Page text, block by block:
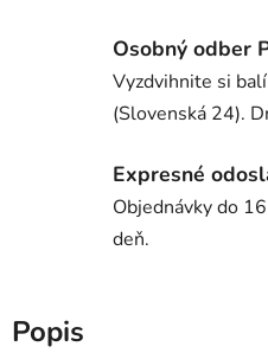
Osobný odber
Vyzdvihnite si
(Slovenská 24).
Expresné
Objednávky do
deň.
Popis